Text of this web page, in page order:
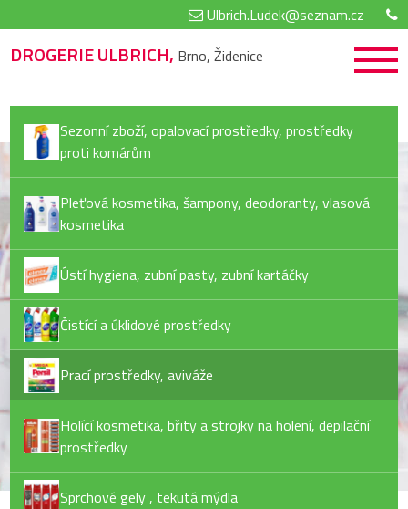
Ulbrich.Ludek@seznam.cz
DROGERIE ULBRICH, Brno, Židenice
Sezonní zboží, opalovací prostředky, prostředky
proti komárům
Pleťová kosmetika, šampony, deodoranty, vlasová
kosmetika
Ústí hygiena, zubní pasty, zubní kartáčky
Čistící a úklidové prostředky
Prací prostředky, aviváže
Holící kosmetika, břity a strojky na holení, depilační
prostředky
Sprchové gely , tekutá mýdla